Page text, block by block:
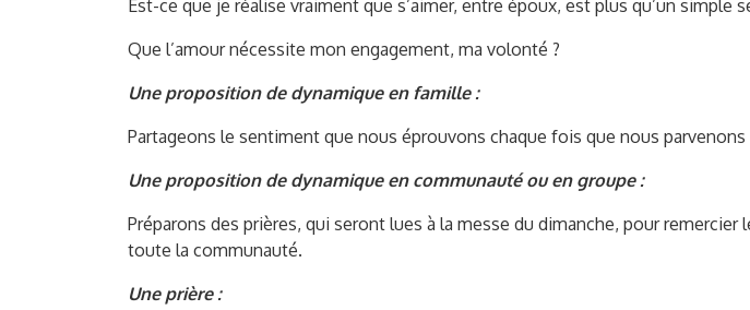
Est-ce que je réalise vraiment que s’aimer, entre époux, est plus qu’un simple
Que l’amour nécessite mon engagement, ma volonté ?
Une proposition de dynamique en famille :
Partageons le sentiment que nous éprouvons chaque fois que nous
Une proposition de dynamique en communauté ou en groupe :
Préparons des prières, qui seront lues à la messe du dimanche, pour
toute la communauté.
Une prière :